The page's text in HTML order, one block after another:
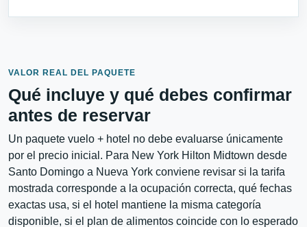
VALOR REAL DEL PAQUETE
Qué incluye y qué debes confirmar
antes de reservar
Un paquete vuelo + hotel no debe evaluarse únicamente
por el precio inicial. Para New York Hilton Midtown desde
Santo Domingo a Nueva York conviene revisar si la tarifa
mostrada corresponde a la ocupación correcta, qué fechas
exactas usa, si el hotel mantiene la misma categoría
disponible, si el plan de alimentos coincide con lo esperado